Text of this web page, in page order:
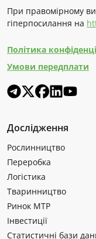
При правомірному
гіперпосилання на
Політика
Умови передплати
Дослідження
Рослинництво
Переробка
Логістика
Тваринництво
Ринок МТР
Інвестиції
Статистичні бази